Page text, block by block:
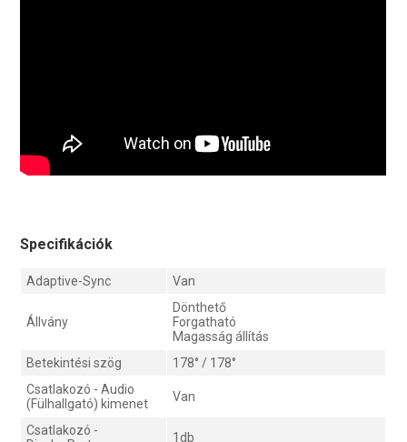
Specifikációk
Adaptive-Sync Van
Állvány
Dönthető
Forgatható
Magasság állítás
Betekintési szög
178° / 178°
Csatlakozó - Audio
(Fülhallgató) kimenet
Van
Csatlakozó -
1db